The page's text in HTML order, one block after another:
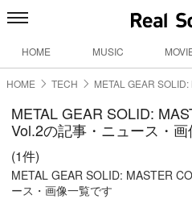
HOME MUSIC
HOME TECH METAL GEAR
METAL GEAR SOLID:
Vol.2の記事・ニュース・画
(1件)
METAL GEAR SOLID: MASTER
ース・画像一覧です